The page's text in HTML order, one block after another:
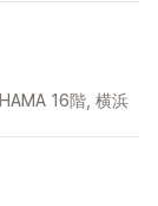
16階, 横浜